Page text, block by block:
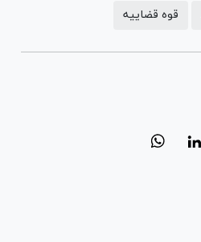
قوه قضاییه